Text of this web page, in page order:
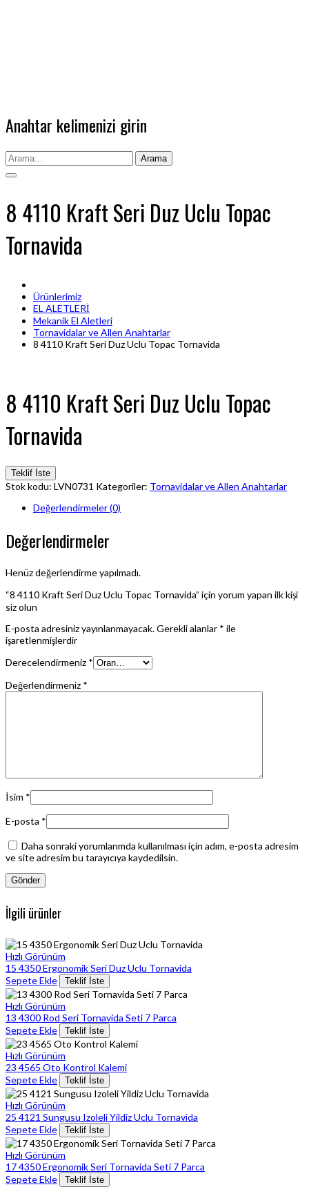
Anahtar kelimenizi girin
Arama
8 4110 Kraft Seri Duz Uclu Topac
Tornavida
Ürünlerimiz
EL ALETLERİ
Mekanik El Aletleri
Tornavidalar ve Allen Anahtarlar
8 4110 Kraft Seri Duz Uclu Topac Tornavida
8 4110 Kraft Seri Duz Uclu Topac
Tornavida
Teklif İste
Stok kodu: LVN0731 Kategoriler: Tornavidalar ve Allen Anahtarlar
Değerlendirmeler (0)
Değerlendirmeler
Henüz değerlendirme yapılmadı.
“8 4110 Kraft Seri Duz Uclu Topac Tornavida” için yorum yapan ilk kişi
siz olun
E-posta adresiniz yayınlanmayacak.Gerekli alanlar * ile
işaretlenmişlerdir
Derecelendirmeniz *
Değerlendirmeniz *
İsim *
E-posta *
Daha sonraki yorumlarımda kullanılması için adım, e-posta adresim
ve site adresim bu tarayıcıya kaydedilsin.
İlgili ürünler
Hızlı Görünüm
15 4350 Ergonomik Seri Duz Uclu Tornavida
Sepete Ekle
Teklif İste
Hızlı Görünüm
13 4300 Rod Seri Tornavida Seti 7 Parca
Sepete Ekle
Teklif İste
Hızlı Görünüm
23 4565 Oto Kontrol Kalemi
Sepete Ekle
Teklif İste
Hızlı Görünüm
25 4121 Sungusu Izoleli Yildiz Uclu Tornavida
Sepete Ekle
Teklif İste
Hızlı Görünüm
17 4350 Ergonomik Seri Tornavida Seti 7 Parca
Sepete Ekle
Teklif İste